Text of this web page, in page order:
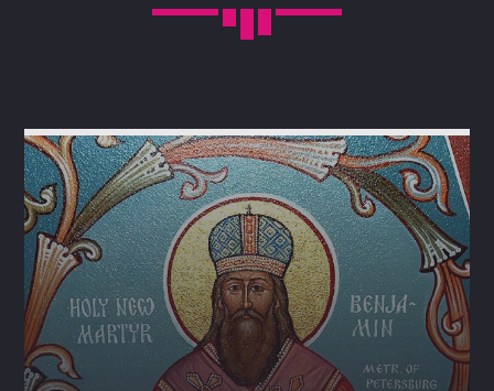
CERCA NEL SITO WEB: